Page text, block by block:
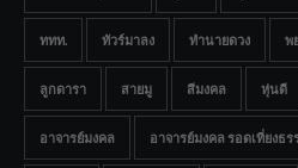
ททท. ทัวร์มาลง ทำนายดวง พ
ลูกดารา สายมู สีมงคล หุ่นดี
อาจารย์มงคล อาจารย์มงคล รอดเที่ยงธร